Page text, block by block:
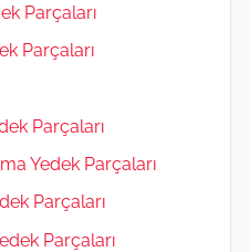
Parçaları
Parçaları
Parçaları
Yedek Parçaları
Parçaları
Parçaları